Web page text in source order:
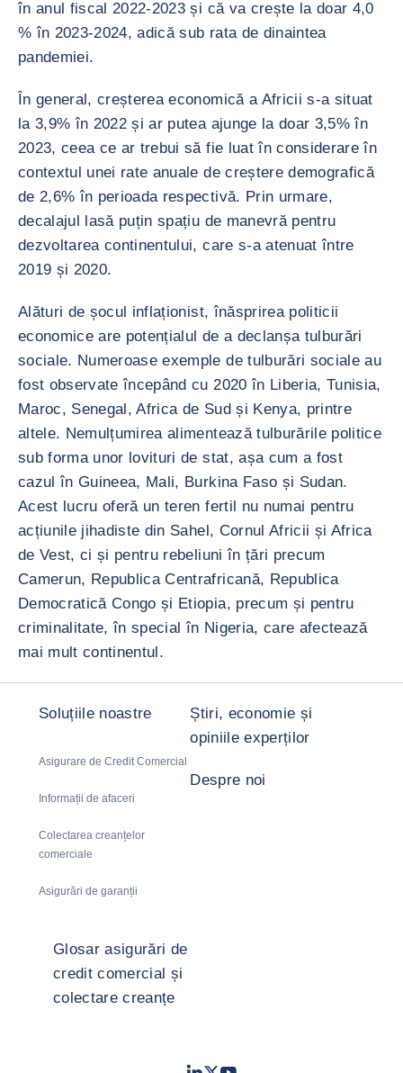
în anul fiscal 2022-2023 și că va crește la doar 4,0
% în 2023-2024, adică sub rata de dinaintea
pandemiei.
În general, creșterea economică a Africii s-a situat
la 3,9% în 2022 și ar putea ajunge la doar 3,5% în
2023, ceea ce ar trebui să fie luat în considerare în
contextul unei rate anuale de creștere demografică
de 2,6% în perioada respectivă. Prin urmare,
decalajul lasă puțin spațiu de manevră pentru
dezvoltarea continentului, care s-a atenuat între
2019 și 2020.
Alături de șocul inflaționist, înăsprirea politicii
economice are potențialul de a declanșa tulburări
sociale. Numeroase exemple de tulburări sociale au
fost observate începând cu 2020 în Liberia, Tunisia,
Maroc, Senegal, Africa de Sud și Kenya, printre
altele. Nemulțumirea alimentează tulburările politice
sub forma unor lovituri de stat, așa cum a fost
cazul în Guineea, Mali, Burkina Faso și Sudan.
Acest lucru oferă un teren fertil nu numai pentru
acțiunile jihadiste din Sahel, Cornul Africii și Africa
de Vest, ci și pentru rebeliuni în țări precum
Camerun, Republica Centrafricană, Republica
Democratică Congo și Etiopia, precum și pentru
criminalitate, în special în Nigeria, care afectează
mai mult continentul.
Soluțiile noastre
Asigurare de Credit Comercial
Informații de afaceri
Colectarea creanțelor
comerciale
Asigurări de garanții
Știri, economie și
opiniile experților
Despre noi
Glosar asigurări de
credit comercial și
colectare creanțe
LinkedIn
TwitterYoutube